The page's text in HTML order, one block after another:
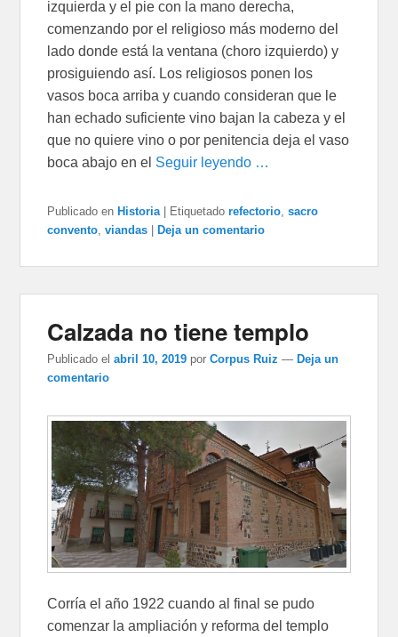
izquierda y el pie con la mano derecha,
comenzando por el religioso más moderno del
lado donde está la ventana (choro izquierdo) y
prosiguiendo así. Los religiosos ponen los
vasos boca arriba y cuando consideran que le
han echado suficiente vino bajan la cabeza y el
que no quiere vino o por penitencia deja el vaso
boca abajo en el Seguir leyendo …
Publicado en Historia Etiquetado refectorio,sacro
convento,viandas Deja un comentario
Calzada no tiene templo
Publicado el abril 10, 2019 porCorpus Ruiz — Deja un
comentario
Corría el año 1922 cuando al final se pudo
comenzar la ampliación y reforma del templo